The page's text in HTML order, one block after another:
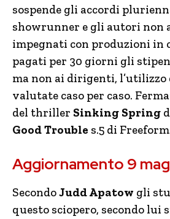
sospende gli accordi
showrunner e gli autori non
impegnati con produzioni in
pagati per 30 giorni gli
ma non ai dirigenti,
valutate caso per caso.
del thriller Sinking Spring
Good Trouble s.5 di
Aggiornamento 9
SecondoJudd Apatow gli
questo sciopero, secondo lui